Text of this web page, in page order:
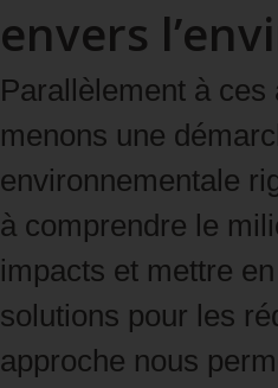
envers
Parallèlement à ces
menons une
environnementale
à comprendre le
impacts et mettre
solutions pour les
approche nous